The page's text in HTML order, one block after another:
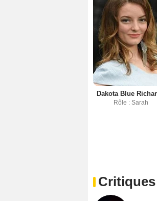
Dakota Blue
Rôle : Sarah